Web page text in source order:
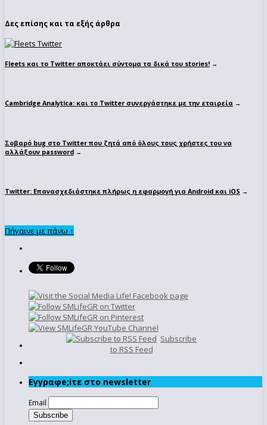
Δες επίσης και τα εξής άρθρα
Fleets και το Twitter αποκτάει σύντομα τα δικά του stories! →
Cambridge Analytica: και το Twitter συνεργάστηκε με την εταιρεία →
Σοβαρό bug στο Twitter που ζητά από όλους τους χρήστες του να
αλλάξουν password →
Twitter: Επανασχεδιάστηκε πλήρως η εφαρμογή για Android και iOS →
Πήγαινε με πάνω ↑
Subscribe
to RSS Feed
Εγγραφe;iτε στο newsletter
Email